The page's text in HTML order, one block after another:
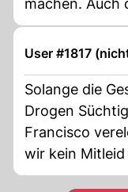
machen. Auch
werden ihre
LOL.
User #1817
Solange die
Drogen
Francisco
wir kein Mitleid